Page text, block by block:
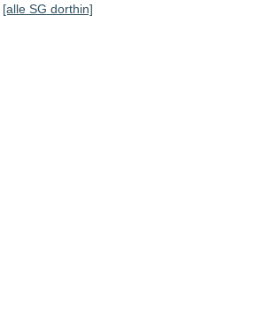
[alle SG dorthin]